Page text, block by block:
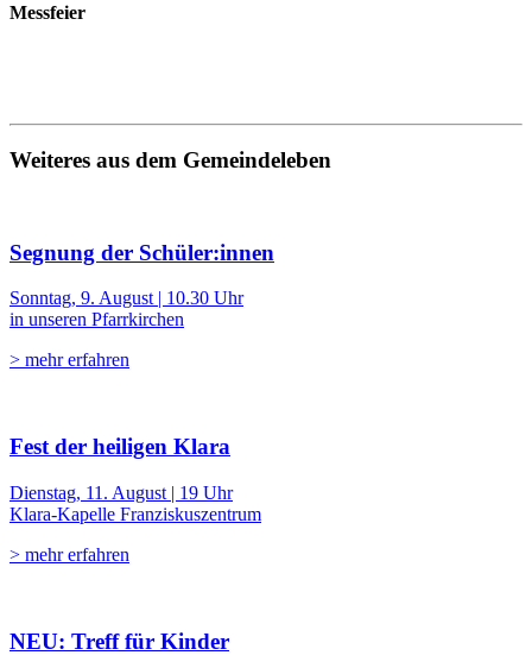
Messfeier
Weiteres aus dem Gemeindeleben
Segnung der Schüler:innen
Sonntag, 9. August | 10.30 Uhr
in unseren Pfarrkirchen
> mehr erfahren
Fest der heiligen Klara
Dienstag, 11. August | 19 Uhr
Klara-Kapelle Franziskuszentrum
> mehr erfahren
NEU: Treff für Kinder